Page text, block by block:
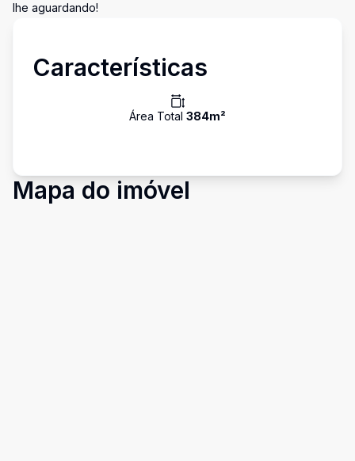
lhe aguardando!
Características
Área Total 384m²
Mapa do imóvel